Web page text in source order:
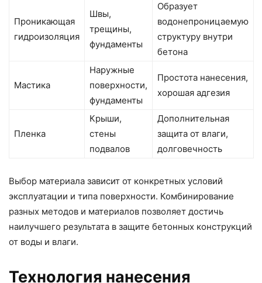
Проникающая
гидроизоляция
Швы,
трещины,
фундаменты
Образует
водонепроницаемую
структуру внутри
бетона
Мастика
Наружные
поверхности,
фундаменты
Простота нанесения,
хорошая адгезия
Пленка
Крыши,
стены
подвалов
Дополнительная
защита от влаги,
долговечность
Выбор материала зависит от конкретных условий
эксплуатации и типа поверхности. Комбинирование
разных методов и материалов позволяет достичь
наилучшего результата в защите бетонных конструкций
от воды и влаги.
Технология нанесения